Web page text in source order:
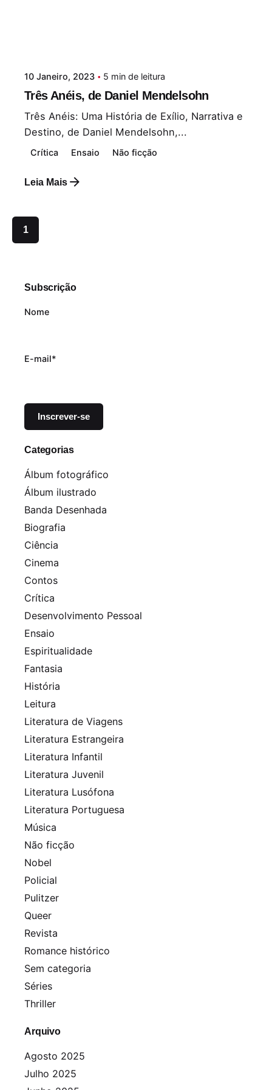
10 Janeiro, 2023 5 min de leitura
Três Anéis, de Daniel Mendelsohn
Três Anéis: Uma História de Exílio, Narrativa e
Destino, de Daniel Mendelsohn,...
Crítica Ensaio Não ficção
Leia Mais
1
Subscrição
Nome
E-mail*
Categorias
Álbum fotográfico
Álbum ilustrado
Banda Desenhada
Biografia
Ciência
Cinema
Contos
Crítica
Desenvolvimento Pessoal
Ensaio
Espiritualidade
Fantasia
História
Leitura
Literatura de Viagens
Literatura Estrangeira
Literatura Infantil
Literatura Juvenil
Literatura Lusófona
Literatura Portuguesa
Música
Não ficção
Nobel
Policial
Pulitzer
Queer
Revista
Romance histórico
Sem categoria
Séries
Thriller
Arquivo
Agosto 2025
Julho 2025